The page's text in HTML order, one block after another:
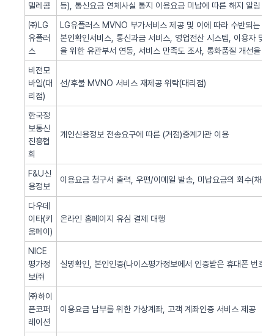
텔레콤
등), 통신요금 연체사실 통지 이용요금 미납에 따른 해지 알림 업
㈜LG
유플러
스
LG유플러스 MVNO 부가서비스 제공 및 이에 따라 수반되는
본인확인서비스, 통신과금 서비스, 영업전산 시스템, 이용자 및
을 위한 유관부서 연동, 서비스 만족도 조사, 통화품질 개선을 위
비전모
바일(대
리점)
선/후불 MVNO 서비스 재제공 위탁(대리점)
한국정
보통신
진흥협
회
개인신용정보 전송요구에 따른 (거점)중계기관 이용
F&U신
용정보
이용요금 청구서 출력, 우편/이메일 발송, 미납요금의 회수(채권
다우데
이타(키
움페이)
온라인 홈페이지 유심 결제 대행
NICE
평가정
보㈜
실명확인, 본인인증(나이스평가정보에서 인증받은 휴대폰 번호
㈜하이
픈코퍼
레이션
이용요금 납부를 위한 가상계좌, 고객 계좌인증 서비스 제공